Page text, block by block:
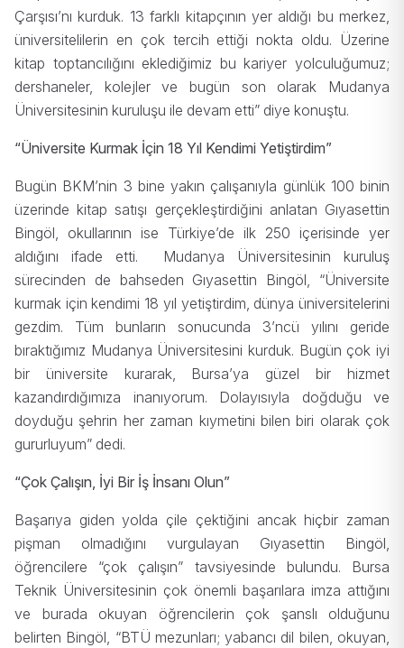
Çarşısı’nı kurduk. 13 farklı kitapçının yer aldığı bu merkez,
üniversitelilerin en çok tercih ettiği nokta oldu. Üzerine
kitap toptancılığını eklediğimiz bu kariyer yolculuğumuz;
dershaneler, kolejler ve bugün son olarak Mudanya
Üniversitesinin kuruluşu ile devam etti” diye konuştu.
“Üniversite Kurmak İçin 18 Yıl Kendimi Yetiştirdim”
Bugün BKM’nin 3 bine yakın çalışanıyla günlük 100 binin
üzerinde kitap satışı gerçekleştirdiğini anlatan Gıyasettin
Bingöl, okullarının ise Türkiye’de ilk 250 içerisinde yer
aldığını ifade etti. Mudanya Üniversitesinin kuruluş
sürecinden de bahseden Gıyasettin Bingöl, “Üniversite
kurmak için kendimi 18 yıl yetiştirdim, dünya üniversitelerini
gezdim. Tüm bunların sonucunda 3’ncü yılını geride
bıraktığımız Mudanya Üniversitesini kurduk. Bugün çok iyi
bir üniversite kurarak, Bursa’ya güzel bir hizmet
kazandırdığımıza inanıyorum. Dolayısıyla doğduğu ve
doyduğu şehrin her zaman kıymetini bilen biri olarak çok
gururluyum” dedi.
“Çok Çalışın, İyi Bir İş İnsanı Olun”
Başarıya giden yolda çile çektiğini ancak hiçbir zaman
pişman olmadığını vurgulayan Gıyasettin Bingöl,
öğrencilere “çok çalışın” tavsiyesinde bulundu. Bursa
Teknik Üniversitesinin çok önemli başarılara imza attığını
ve burada okuyan öğrencilerin çok şanslı olduğunu
belirten Bingöl, “BTÜ mezunları; yabancı dil bilen, okuyan,